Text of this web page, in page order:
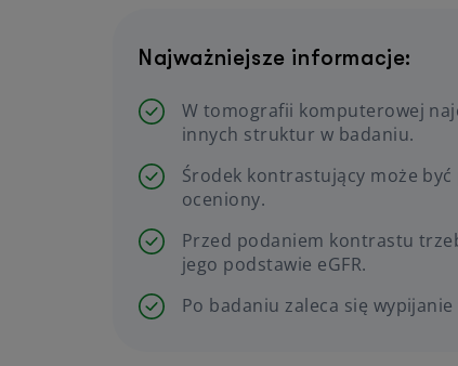
Najważniejsze informacje:
W tomografii komputerowej
innych struktur w badaniu.
Środek kontrastujący może
oceniony.
Przed podaniem kontrastu
jego podstawie eGFR.
Po badaniu zaleca się